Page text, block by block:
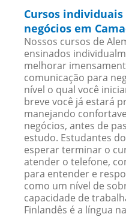
Cursos
negócios em
Nossos cursos de
ensinados
melhorar
comunicação para
nível o qual você
breve você já estará
manejando
negócios, antes de
estudo. Estudantes
esperar terminar o
atender o telefone,
para entender e
como um nível de
capacidade de
Finlandês é a língua